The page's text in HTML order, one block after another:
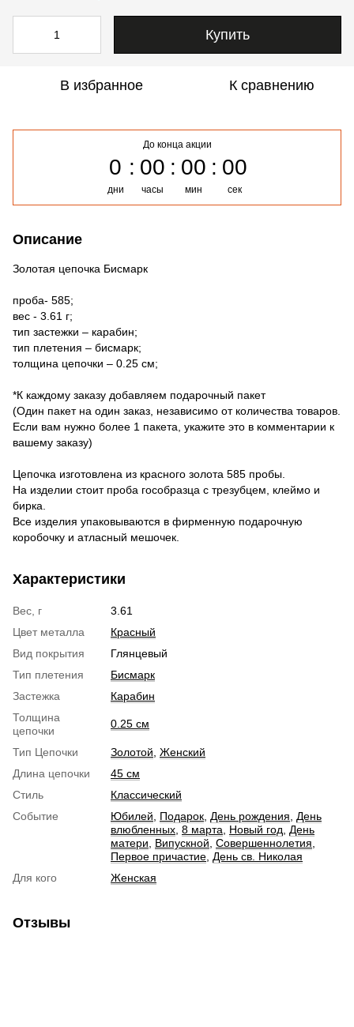
Купить
В избранное К сравнению
До конца акции
0
дни
00
часы
00
мин
00
сек
Описание
Золотая цепочка Бисмарк
проба- 585;
вес - 3.61 г;
тип застежки – карабин;
тип плетения – бисмарк;
толщина цепочки – 0.25 см;
*К каждому заказу добавляем подарочный пакет
(Один пакет на один заказ, независимо от количества товаров.
Если вам нужно более 1 пакета, укажите это в комментарии к
вашему заказу)
Цепочка изготовлена ​​из красного золота 585 пробы.
На изделии стоит проба гособразца с трезубцем, клеймо и
бирка.
Все изделия упаковываются в фирменную подарочную
коробочку и атласный мешочек.
Характеристики
Вес, г
3.61
Цвет металла
Красный
Вид покрытия
Глянцевый
Тип плетения
Бисмарк
Застежка
Карабин
Толщина
цепочки
0.25 см
Тип Цепочки Золотой Женский
Длина цепочки
45 см
Стиль
Классический
Событие
Юбилей Подарок День рождения
День
влюбленных 8 марта Новый год
День
матери
Випускной Совершеннолетия
Первое причастие День св. Николая
Для кого
Женская
Отзывы